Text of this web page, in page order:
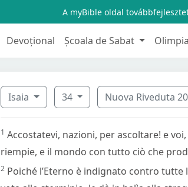
A myBible oldal
Devoțional Școala de Sabat Olimpia
Isaia 34 Nuova Riveduta
1 Accostatevi, nazioni, per ascoltare! e
riempie, e il mondo con tutto ciò che
2 Poiché l’Eterno è indignato contro